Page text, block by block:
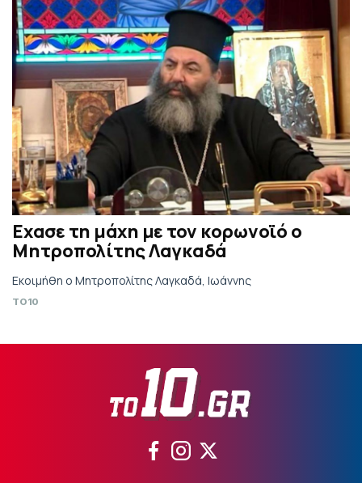
Εχασε τη μάχη με τον κορωνοϊό ο
Μητροπολίτης Λαγκαδά
Εκοιμήθη ο Μητροπολίτης Λαγκαδά, Ιωάννης
TO10